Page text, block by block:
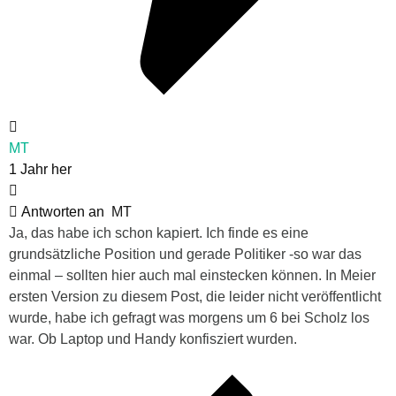
MT
1 Jahr her
Antworten an
MT
Ja, das habe ich schon kapiert. Ich finde es eine
grundsätzliche Position und gerade Politiker -so war das
einmal – sollten hier auch mal einstecken können. In Meier
ersten Version zu diesem Post, die leider nicht veröffentlicht
wurde, habe ich gefragt was morgens um 6 bei Scholz los
war. Ob Laptop und Handy konfisziert wurden.